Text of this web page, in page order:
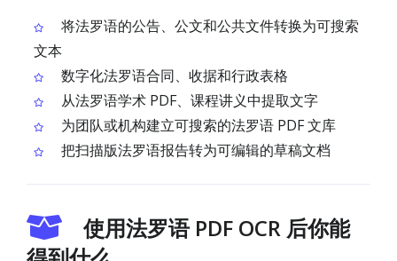
将法罗语的公告、公文和公共文件转换为可搜索
文本
数字化法罗语合同、收据和行政表格
从法罗语学术 PDF、课程讲义中提取文字
为团队或机构建立可搜索的法罗语 PDF 文库
把扫描版法罗语报告转为可编辑的草稿文档
使用法罗语 PDF OCR 后你能